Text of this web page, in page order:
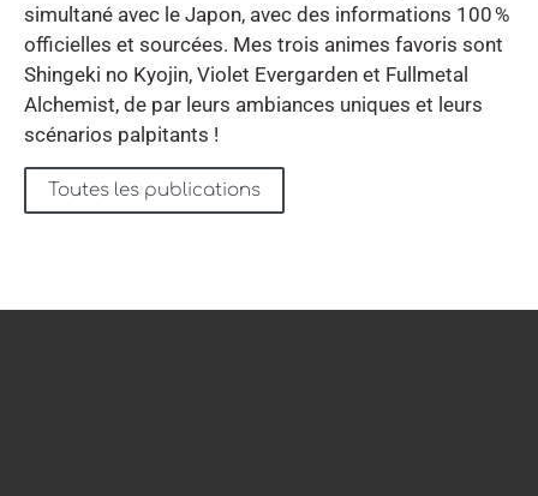
simultané avec le Japon, avec des informations 100 %
officielles et sourcées. Mes trois animes favoris sont
Shingeki no Kyojin, Violet Evergarden et Fullmetal
Alchemist, de par leurs ambiances uniques et leurs
scénarios palpitants !
Toutes les publications